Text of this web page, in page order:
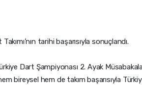
tarihi başarısıyla sonuçlandı.
Dart Şampiyonası 2. Ayak
bireysel hem de takım başarısıyla